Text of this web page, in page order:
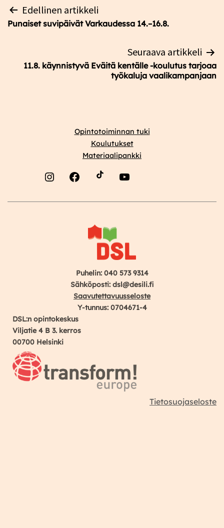
Artikkelien
selaus
Edellinen artikkeli
Punaiset suvipäivät Varkaudessa 14.–16.8.
Seuraava artikkeli
11.8. käynnistyvä Eväitä kentälle -koulutus tarjoaa
työkaluja vaalikampanjaan
Opintotoiminnan tuki
Koulutukset
Materiaalipankki
Puhelin: 040 573 9314
Sähköposti: dsl@desili.fi
Saavutettavuusseloste
Y-tunnus: 0704671-4
DSL:n opintokeskus
Viljatie 4 B 3. kerros
00700 Helsinki
Tietosuojaseloste